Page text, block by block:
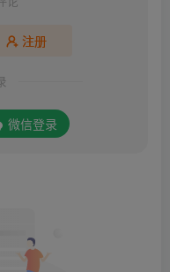
注册
微信登录